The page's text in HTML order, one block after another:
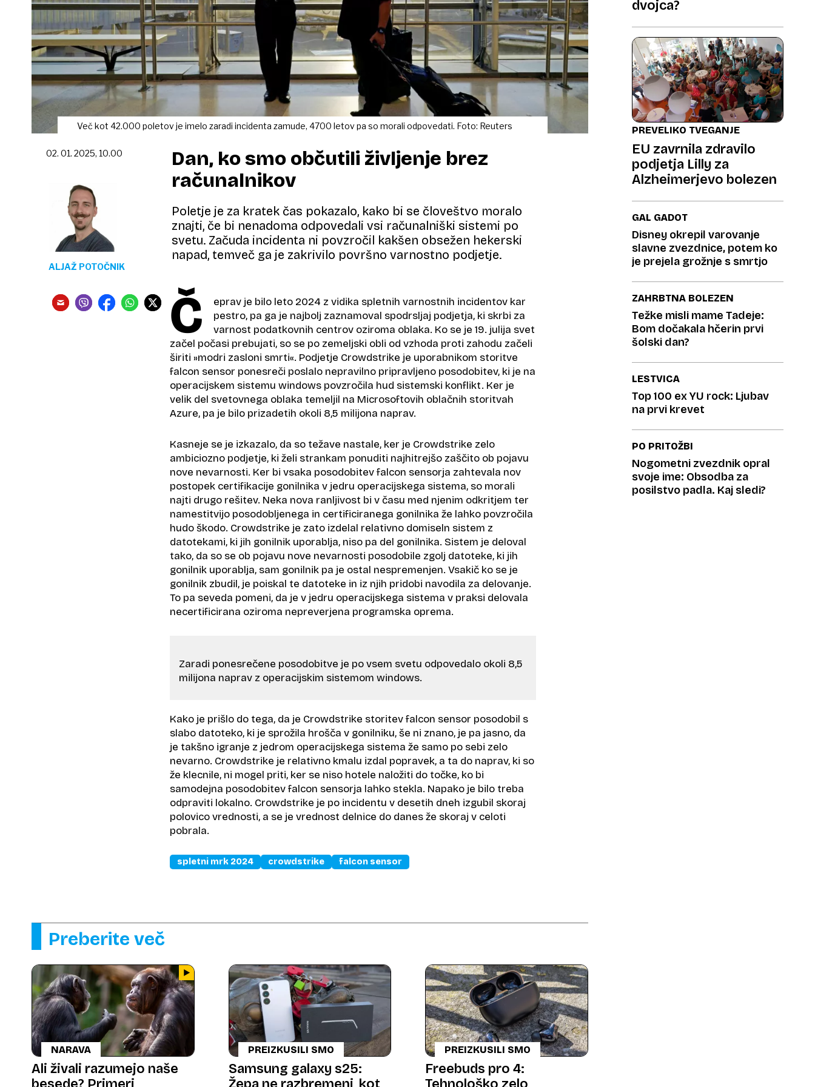
Več kot 42.000 poletov je imelo zaradi incidenta zamude, 4700 letov pa so morali odpovedati. Foto: Reuters
Dan, ko smo občutili življenje brez
računalnikov
Poletje je za kratek čas pokazalo, kako bi se človeštvo moralo
znajti, če bi nenadoma odpovedali vsi računalniški sistemi po
svetu. Začuda incidenta ni povzročil kakšen obsežen hekerski
napad, temveč ga je zakrivilo površno varnostno podjetje.
02. 01. 2025, 10.00
ALJAŽ POTOČNIK
Č
eprav je bilo leto 2024 z vidika spletnih varnostnih incidentov kar
pestro, pa ga je najbolj zaznamoval spodrsljaj podjetja, ki skrbi za
varnost podatkovnih centrov oziroma oblaka. Ko se je 19. julija svet
začel počasi prebujati, so se po zemeljski obli od vzhoda proti zahodu začeli
širiti »modri zasloni smrti«. Podjetje Crowdstrike je uporabnikom storitve
falcon sensor ponesreči poslalo nepravilno pripravljeno posodobitev, ki je na
operacijskem sistemu windows povzročila hud sistemski konflikt. Ker je
velik del svetovnega oblaka temeljil na Microsoftovih oblačnih storitvah
Azure, pa je bilo prizadetih okoli 8,5 milijona naprav.
Kasneje se je izkazalo, da so težave nastale, ker je Crowdstrike zelo
ambiciozno podjetje, ki želi strankam ponuditi najhitrejšo zaščito ob pojavu
nove nevarnosti. Ker bi vsaka posodobitev falcon sensorja zahtevala nov
postopek certifikacije gonilnika v jedru operacijskega sistema, so morali
najti drugo rešitev. Neka nova ranljivost bi v času med njenim odkritjem ter
namestitvijo posodobljenega in certificiranega gonilnika že lahko povzročila
hudo škodo. Crowdstrike je zato izdelal relativno domiseln sistem z
datotekami, ki jih gonilnik uporablja, niso pa del gonilnika. Sistem je deloval
tako, da so se ob pojavu nove nevarnosti posodobile zgolj datoteke, ki jih
gonilnik uporablja, sam gonilnik pa je ostal nespremenjen. Vsakič ko se je
gonilnik zbudil, je poiskal te datoteke in iz njih pridobi navodila za delovanje.
To pa seveda pomeni, da je v jedru operacijskega sistema v praksi delovala
necertificirana oziroma nepreverjena programska oprema.
Zaradi ponesrečene posodobitve je po vsem svetu odpovedalo okoli 8,5
milijona naprav z operacijskim sistemom windows.
Kako je prišlo do tega, da je Crowdstrike storitev falcon sensor posodobil s
slabo datoteko, ki je sprožila hrošča v gonilniku, še ni znano, je pa jasno, da
je takšno igranje z jedrom operacijskega sistema že samo po sebi zelo
nevarno. Crowdstrike je relativno kmalu izdal popravek, a ta do naprav, ki so
že klecnile, ni mogel priti, ker se niso hotele naložiti do točke, ko bi
samodejna posodobitev falcon sensorja lahko stekla. Napako je bilo treba
odpraviti lokalno. Crowdstrike je po incidentu v desetih dneh izgubil skoraj
polovico vrednosti, a se je vrednost delnice do danes že skoraj v celoti
pobrala.
spletni mrk 2024 crowdstrike falcon sensor
dvojca?
PREVELIKO TVEGANJE
EU zavrnila zdravilo
podjetja Lilly za
Alzheimerjevo bolezen
GAL GADOT
Disney okrepil varovanje
slavne zvezdnice, potem ko
je prejela grožnje s smrtjo
ZAHRBTNA BOLEZEN
Težke misli mame Tadeje:
Bom dočakala hčerin prvi
šolski dan?
LESTVICA
Top 100 ex YU rock: Ljubav
na prvi krevet
PO PRITOŽBI
Nogometni zvezdnik opral
svoje ime: Obsodba za
posilstvo padla. Kaj sledi?
Preberite več
NARAVA
Ali živali razumejo naše
PREIZKUSILI SMO
Samsung galaxy s25:
PREIZKUSILI SMO
Freebuds pro 4: